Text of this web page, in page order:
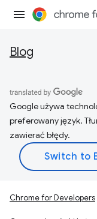
Blog
Google używa
preferowany język.
zawierać błędy.
Chrome for Developers